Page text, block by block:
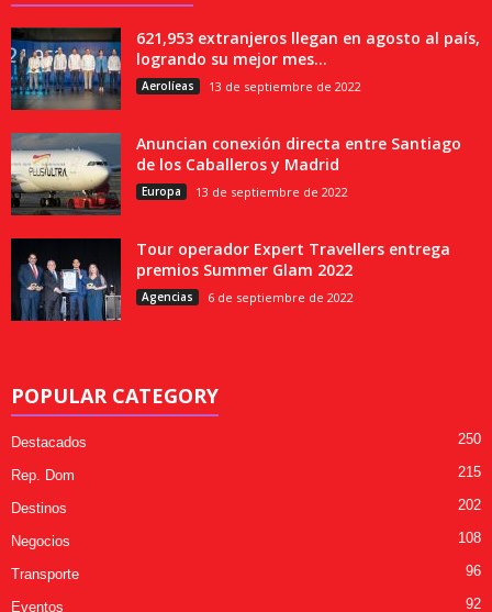
621,953 extranjeros llegan en agosto al país,
logrando su mejor mes...
Aerolíeas 13 de septiembre de 2022
Anuncian conexión directa entre Santiago
de los Caballeros y Madrid
Europa 13 de septiembre de 2022
Tour operador Expert Travellers entrega
premios Summer Glam 2022
Agencias 6 de septiembre de 2022
POPULAR CATEGORY
Destacados 250
Rep. Dom 215
Destinos 202
Negocios 108
Transporte 96
Eventos 92